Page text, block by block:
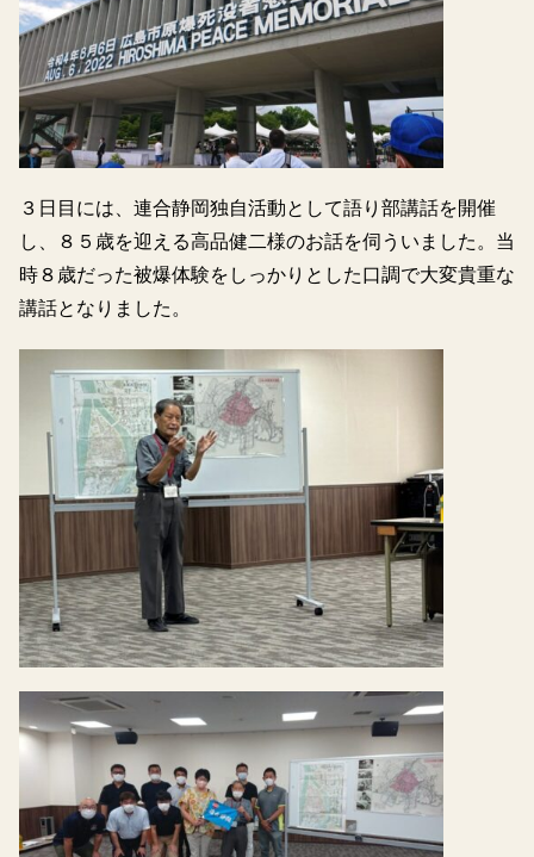
３日目には、連合静岡独自活動として語り部講話を開催
し、８５歳を迎える高品健二様のお話を伺ういました。当
時８歳だった被爆体験をしっかりとした口調で大変貴重な
講話となりました。